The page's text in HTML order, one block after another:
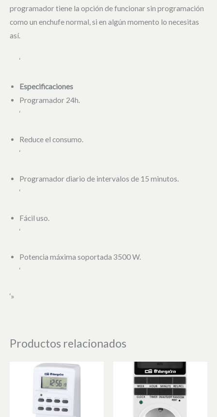
programador tiene la opción de funcionar sin programación
como un enchufe normal, si en algún momento lo necesitas
así.
‘
Especificaciones
Programador 24h.
‘
Reduce el consumo.
‘
Programador diario de intervalos de 15 minutos.
‘
Fácil uso.
‘
Potencia máxima soportada 3500 W.
‘
‘»
Productos relacionados